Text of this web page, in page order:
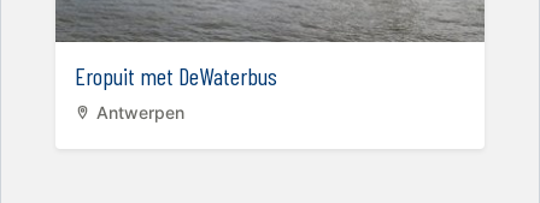
Eropuit met DeWaterbus
Antwerpen